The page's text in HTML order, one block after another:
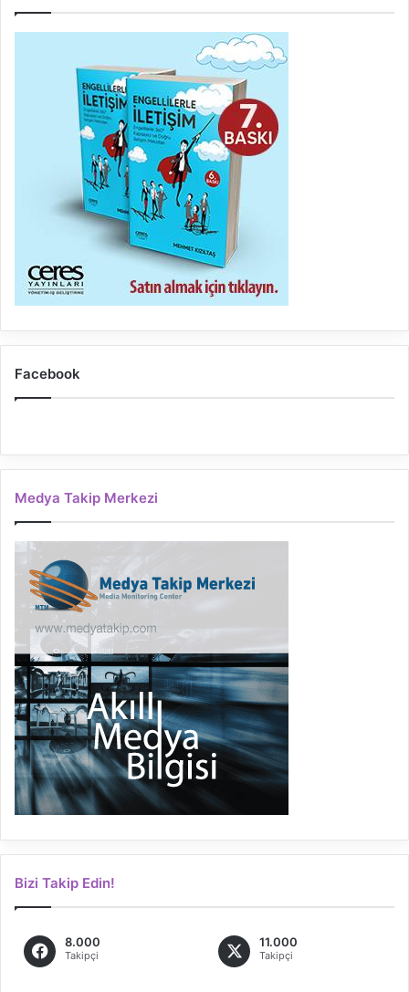
Facebook
Medya Takip Merkezi
Bizi Takip Edin!
8.000
Takipçi
11.000
Takipçi